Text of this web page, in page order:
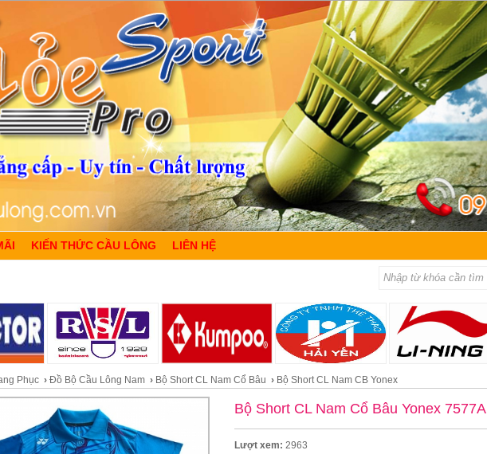
KIẾN THỨC CẦU LÔNG LIÊN HỆ
Phục › Đồ Bộ Cầu Lông Nam › Bộ Short CL Nam Cổ Bâu › Bộ Short CL Nam CB Yonex
Bộ Short CL Nam Cổ Bâu Yonex 7577A
Lượt xem: 2963